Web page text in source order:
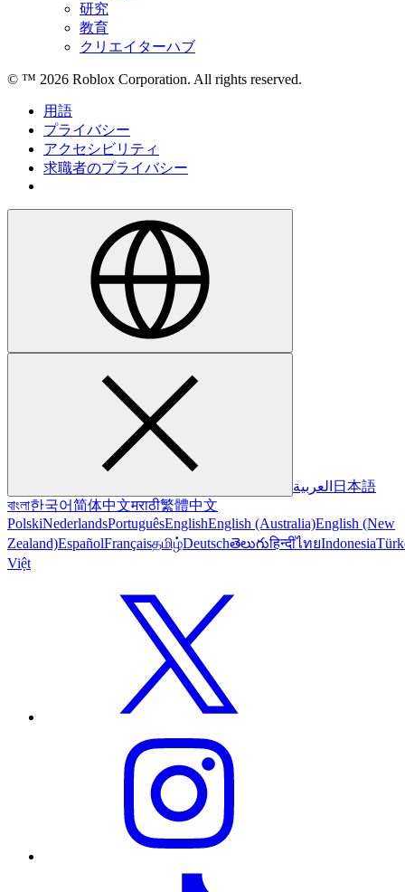
研究
教育
クリエイターハブ
© ™ 2026 Roblox Corporation. All rights reserved.
用語
プライバシー
アクセシビリティ
求職者のプライバシー
العربية 日本語
বাংলা한국어简体中文मराठी繁體中文
PolskiNederlandsPortuguêsEnglishEnglish (Australia)English (New
Zealand)EspañolFrançaisதமிழ்Deutschతెలుగుहिन्दीไทยIndonesia
Việt